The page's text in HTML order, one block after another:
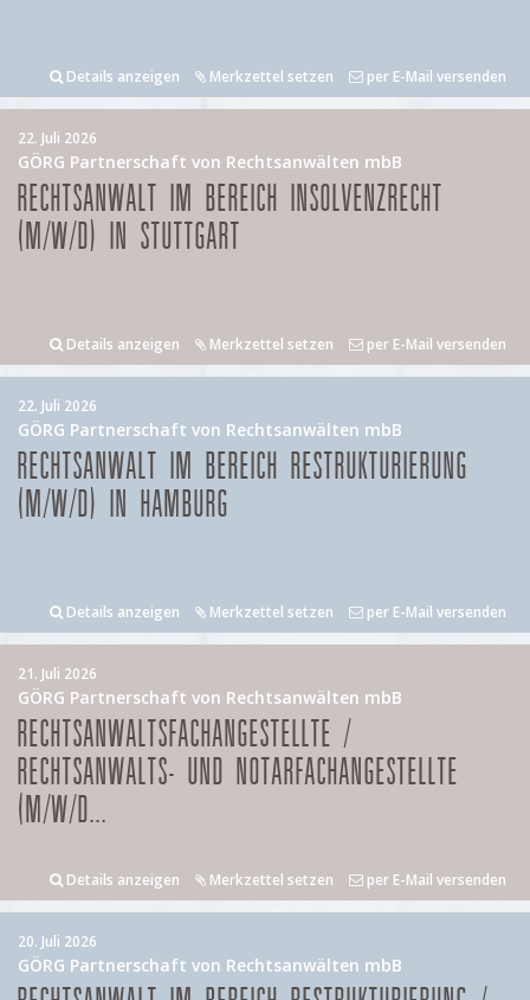
Details anzeigen Merkzettel setzen per E-Mail versenden
22. Juli 2026
GÖRG Partnerschaft von Rechtsanwälten mbB
RECHTSANWALT IM BEREICH INSOLVENZRECHT
(M/W/D) IN STUTTGART
Details anzeigen Merkzettel setzen per E-Mail versenden
22. Juli 2026
GÖRG Partnerschaft von Rechtsanwälten mbB
RECHTSANWALT IM BEREICH RESTRUKTURIERUNG
(M/W/D) IN HAMBURG
Details anzeigen Merkzettel setzen per E-Mail versenden
21. Juli 2026
GÖRG Partnerschaft von Rechtsanwälten mbB
RECHTSANWALTSFACHANGESTELLTE /
RECHTSANWALTS- UND NOTARFACHANGESTELLTE
(M/W/D...
Details anzeigen Merkzettel setzen per E-Mail versenden
20. Juli 2026
GÖRG Partnerschaft von Rechtsanwälten mbB